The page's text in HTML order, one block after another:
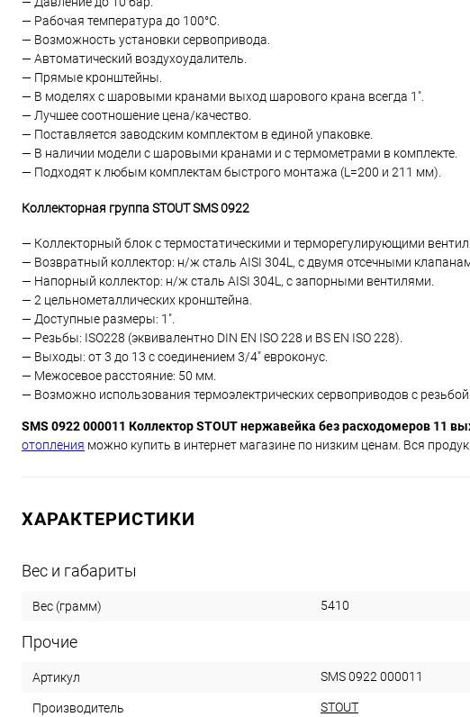
— Рабочая температура до 100°С.
— Возможность установки сервопривода.
— Автоматический воздухоудалитель.
— Прямые кронштейны.
— В моделях с шаровыми кранами выход шарового крана всегда 1".
— Лучшее соотношение цена/качество.
— Поставляется заводским комплектом в единой упаковке.
— В наличии модели с шаровыми кранами и с термометрами в комплекте.
— Подходят к любым комплектам быстрого монтажа (L=200 и 211 мм).
Коллекторная группа STOUT SMS 0922
— Коллекторный блок с термостатическими и терморегулирующими
— Возвратный коллектор: н/ж сталь AISI 304L, с двумя отсечными
— Напорный коллектор: н/ж сталь AISI 304L, с запорными вентилями.
— 2 цельнометаллических кронштейна.
— Доступные размеры: 1".
— Резьбы: ISO228 (эквивалентно DIN EN ISO 228 и BS EN ISO 228).
— Выходы: от 3 до 13 с соединением 3/4" евроконус.
— Межосевое расстояние: 50 мм.
— Возможно использования термоэлектрических сервоприводов с
SMS 0922 000011 Коллектор STOUT нержавейка без расходомеров 11
отопления можно купить в интернет магазине по низким ценам. Вся
ХАРАКТЕРИСТИКИ
Вес и габариты
Вес (грамм) 5410
Прочие
Артикул SMS 0922 000011
Производитель STOUT